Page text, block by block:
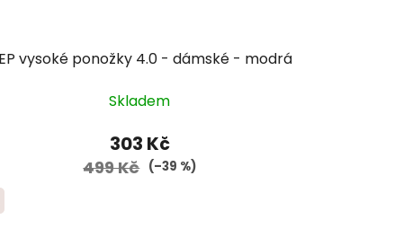
vysoké ponožky 4.0 - dámské - modrá
Skladem
303 Kč
499 Kč (–39 %)